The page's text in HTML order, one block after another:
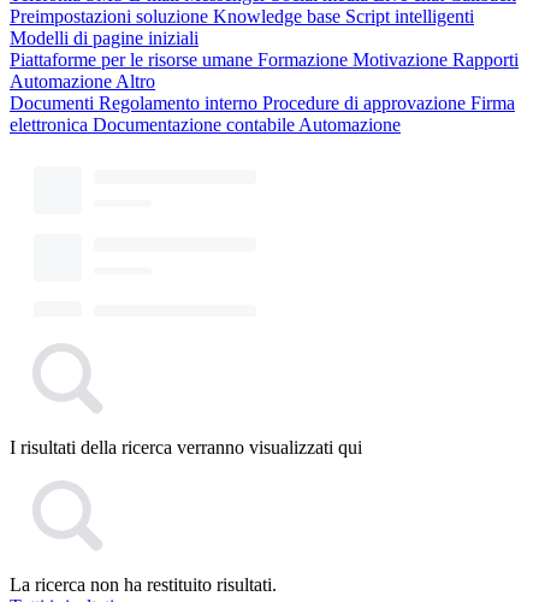
Preimpostazioni soluzione Knowledge base Script intelligenti
Modelli di pagine iniziali
Piattaforme per le risorse umane Formazione Motivazione Rapporti
Automazione Altro
Documenti Regolamento interno Procedure di approvazione Firma
elettronica Documentazione contabile Automazione
I risultati della ricerca verranno visualizzati qui
La ricerca non ha restituito risultati.